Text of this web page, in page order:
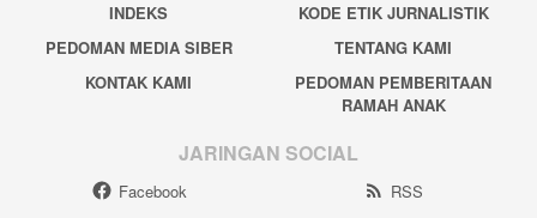
INDEKS
KODE ETIK JURNALISTIK
PEDOMAN MEDIA SIBER
TENTANG KAMI
KONTAK KAMI
PEDOMAN PEMBERITAAN
RAMAH ANAK
JARINGAN SOCIAL
Facebook RSS